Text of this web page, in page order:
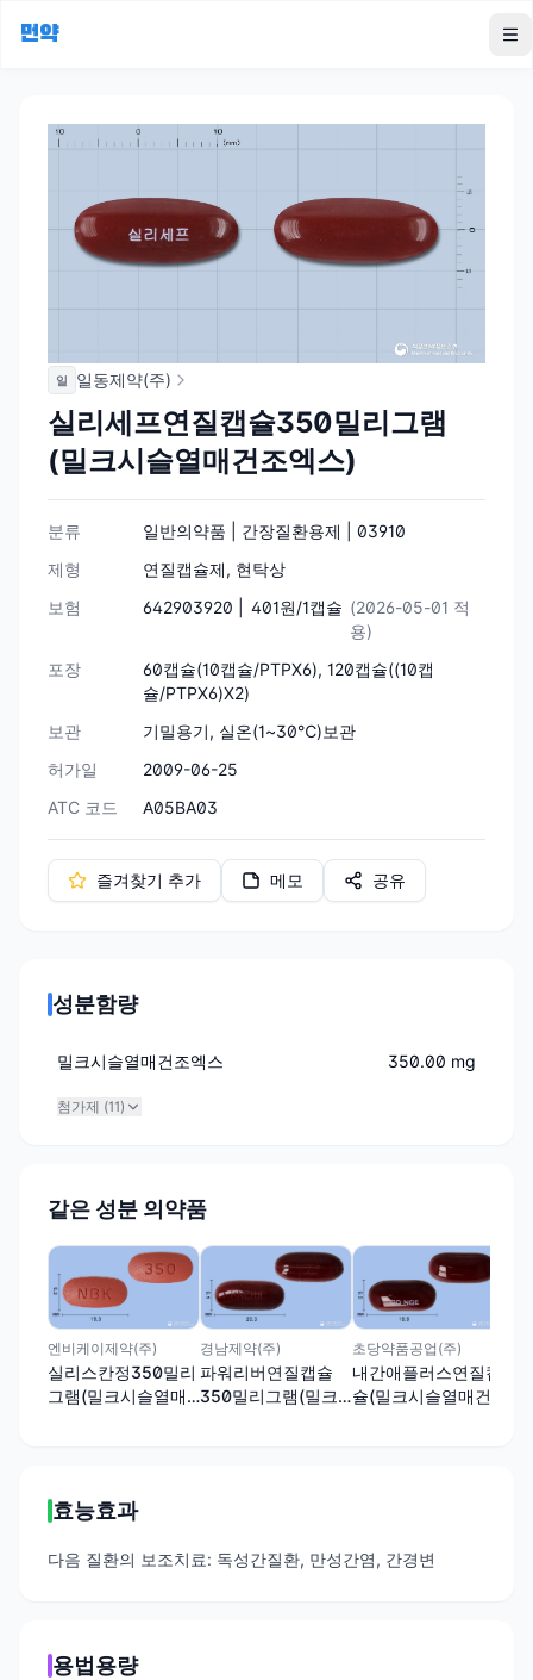
먼약
일 일동제약(주)
실리세프연질캡슐350밀리그램
(밀크시슬열매건조엑스)
분류
일반의약품 | 간장질환용제 | 03910
제형
연질캡슐제, 현탁상
보험
642903920 | 401원/1캡슐 (2026-05-01 적
용)
포장
60캡슐(10캡슐/PTPX6), 120캡슐((10캡
슐/PTPX6)X2)
보관
기밀용기, 실온(1~30℃)보관
허가일
2009-06-25
ATC 코드
A05BA03
즐겨찾기 추가 메모 공유
성분함량
밀크시슬열매건조엑스 350.00 mg
첨가제 (11)
같은 성분 의약품
엔비케이제약(주)
실리스칸정350밀리
그램(밀크시슬열매
경남제약(주)
파워리버연질캡슐
350밀리그램(밀크
초당약품공업(주)
내간애플러스연질캡
슐(밀크시슬열매건
효능효과
다음 질환의 보조치료: 독성간질환, 만성간염, 간경변
용법용량